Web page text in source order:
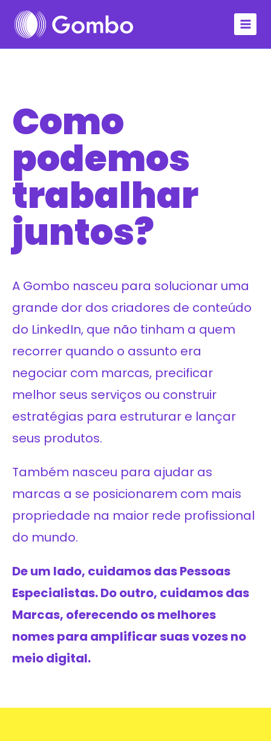
Como
podemos
trabalhar
juntos?
A Gombo nasceu para solucionar uma
grande dor dos criadores de conteúdo
do LinkedIn, que não tinham a quem
recorrer quando o assunto era
negociar com marcas, precificar
melhor seus serviços ou construir
estratégias para estruturar e lançar
seus produtos.
Também nasceu para ajudar as
marcas a se posicionarem com mais
propriedade na maior rede profissional
do mundo.
De um lado, cuidamos das Pessoas
Especialistas. Do outro, cuidamos das
Marcas, oferecendo os melhores
nomes para amplificar suas vozes no
meio digital.